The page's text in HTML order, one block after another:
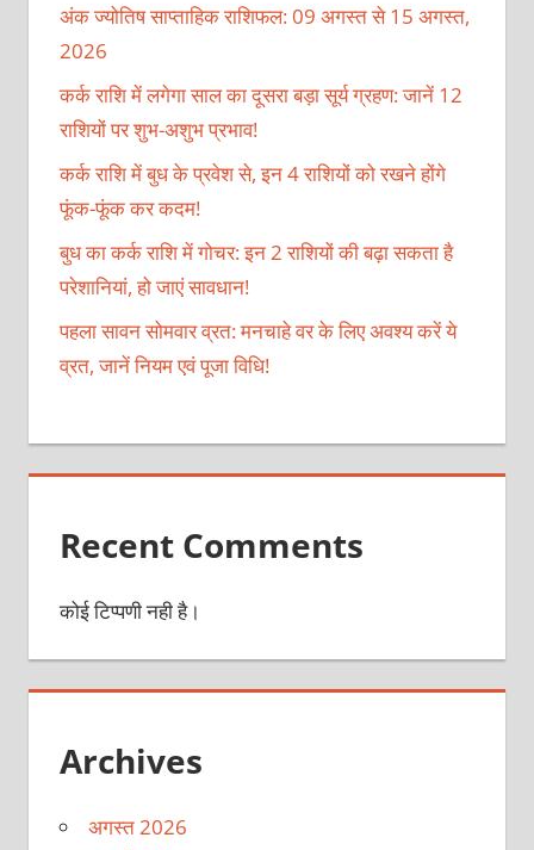
अंक ज्योतिष साप्ताहिक राशिफल: 09 अगस्त से 15 अगस्त,
2026
कर्क राशि में लगेगा साल का दूसरा बड़ा सूर्य ग्रहण: जानें 12
राशियों पर शुभ-अशुभ प्रभाव!
कर्क राशि में बुध के प्रवेश से, इन 4 राशियों को रखने होंगे
फूंक-फूंक कर कदम!
बुध का कर्क राशि में गोचर: इन 2 राशियों की बढ़ा सकता है
परेशानियां, हो जाएं सावधान!
पहला सावन सोमवार व्रत: मनचाहे वर के लिए अवश्य करें ये
व्रत, जानें नियम एवं पूजा विधि!
Recent Comments
कोई टिप्पणी नही है।
Archives
अगस्त 2026